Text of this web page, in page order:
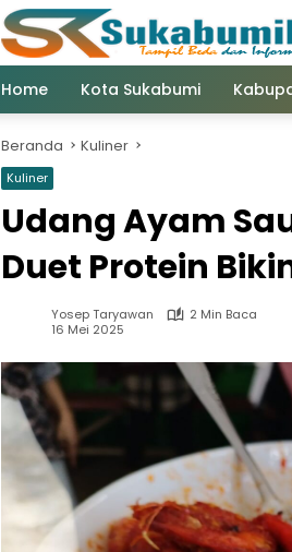
Home Kota Sukabumi
Beranda Kuliner
Kuliner
Udang Ayam
Duet Protein
Yosep Taryawan
2 Min Baca
16 Mei 2025